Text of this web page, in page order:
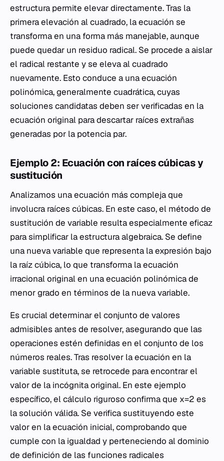
estructura permite elevar directamente. Tras la
primera elevación al cuadrado, la ecuación se
transforma en una forma más manejable, aunque
puede quedar un residuo radical. Se procede a aislar
el radical restante y se eleva al cuadrado
nuevamente. Esto conduce a una ecuación
polinómica, generalmente cuadrática, cuyas
soluciones candidatas deben ser verificadas en la
ecuación original para descartar raíces extrañas
generadas por la potencia par.
Ejemplo 2: Ecuación con raíces cúbicas y
sustitución
Analizamos una ecuación más compleja que
involucra raíces cúbicas. En este caso, el método de
sustitución de variable resulta especialmente eficaz
para simplificar la estructura algebraica. Se define
una nueva variable que representa la expresión bajo
la raíz cúbica, lo que transforma la ecuación
irracional original en una ecuación polinómica de
menor grado en términos de la nueva variable.
Es crucial determinar el conjunto de valores
admisibles antes de resolver, asegurando que las
operaciones estén definidas en el conjunto de los
números reales. Tras resolver la ecuación en la
variable sustituta, se retrocede para encontrar el
valor de la incógnita original. En este ejemplo
específico, el cálculo riguroso confirma que x=2 es
la solución válida. Se verifica sustituyendo este
valor en la ecuación inicial, comprobando que
cumple con la igualdad y perteneciendo al dominio
de definición de las funciones radicales